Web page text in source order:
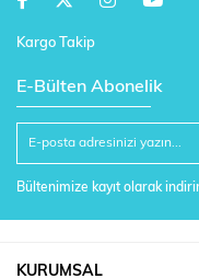
Kargo Takip
E-Bülten Abonelik
Bültenimize kayıt olarak
KURUMSAL